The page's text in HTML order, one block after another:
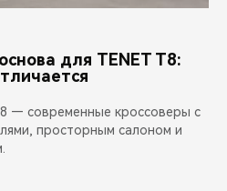
для TENET T8:
— современные кроссоверы с
просторным салоном и